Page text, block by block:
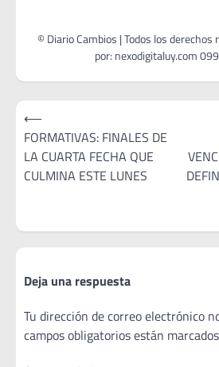
Navegación
de
entradas
⟵
FORMATIVAS: FINALES DE
LA CUARTA FECHA QUE
CULMINA ESTE LUNES
Deja una respuesta
Tu dirección de correo electrónico
campos obligatorios están